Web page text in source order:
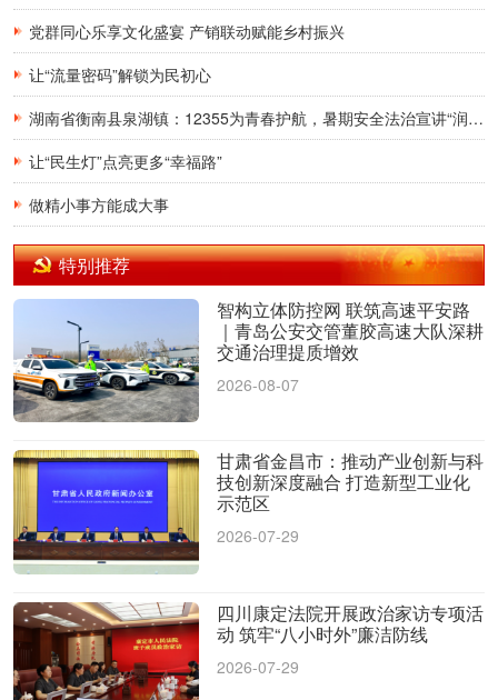
党群同心乐享文化盛宴 产销联动赋能乡村振兴
让“流量密码”解锁为民初心
湖南省衡南县泉湖镇：12355为青春护航，暑期安全法治宣讲“润”童心
让“民生灯”点亮更多“幸福路”
做精小事方能成大事
特别推荐
智构立体防控网 联筑高速平安路
｜青岛公安交管董胶高速大队深耕
交通治理提质增效
2026-08-07
甘肃省金昌市：推动产业创新与科
技创新深度融合 打造新型工业化
示范区
2026-07-29
四川康定法院开展政治家访专项活
动 筑牢“八小时外”廉洁防线
2026-07-29